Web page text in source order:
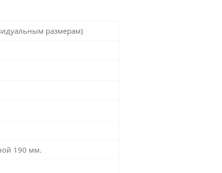
размерам)
190 мм.